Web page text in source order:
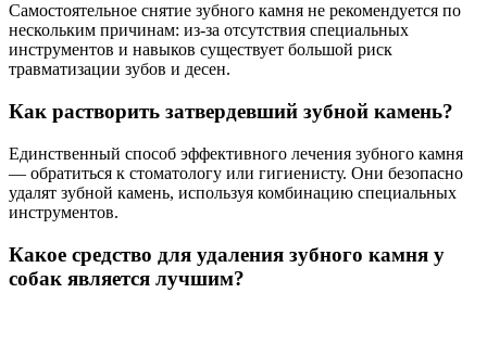
Самостоятельное снятие зубного камня не рекомендуется по
нескольким причинам: из-за отсутствия специальных
инструментов и навыков существует большой риск
травматизации зубов и десен.
Как растворить затвердевший зубной камень?
Единственный способ эффективного лечения зубного камня
— обратиться к стоматологу или гигиенисту. Они безопасно
удалят зубной камень, используя комбинацию специальных
инструментов.
Какое средство для удаления зубного камня у
собак является лучшим?